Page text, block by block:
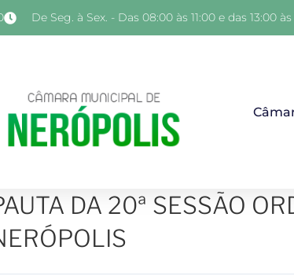
De Seg. à Sex. - Das 08:00 às 11:00 e das 13:00 às
DA 20ª SESSÃO